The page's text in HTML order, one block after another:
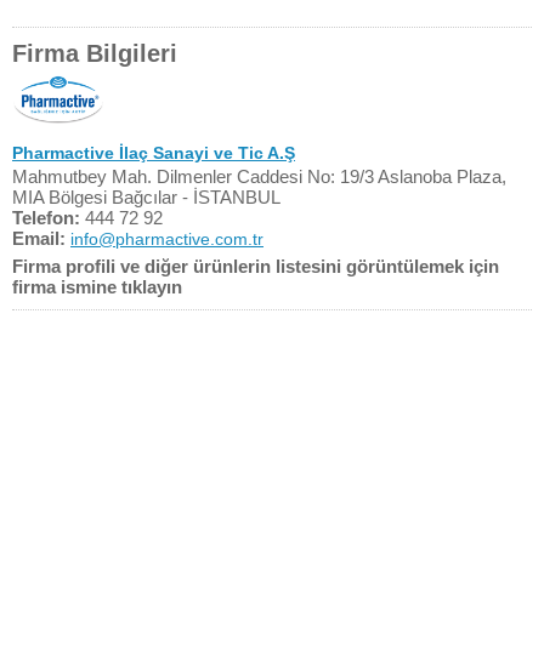
Firma Bilgileri
Pharmactive İlaç Sanayi ve Tic A.Ş
Mahmutbey Mah. Dilmenler Caddesi No: 19/3 Aslanoba Plaza,
MIA Bölgesi Bağcılar - İSTANBUL
Telefon: 444 72 92
Email: info@pharmactive.com.tr
Firma profili ve diğer ürünlerin listesini görüntülemek için
firma ismine tıklayın